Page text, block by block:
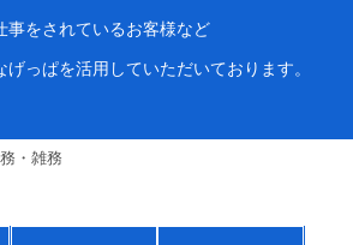
事をされているお客様など
っぱを活用していただいております。
・雑務